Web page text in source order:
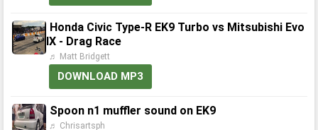
Honda Civic Type-R EK9 Turbo vs Mitsubishi Evo
IX - Drag Race
♬ Matt Bridgett
DOWNLOAD MP3
Spoon n1 muffler sound on EK9
♬ Chrisartsph